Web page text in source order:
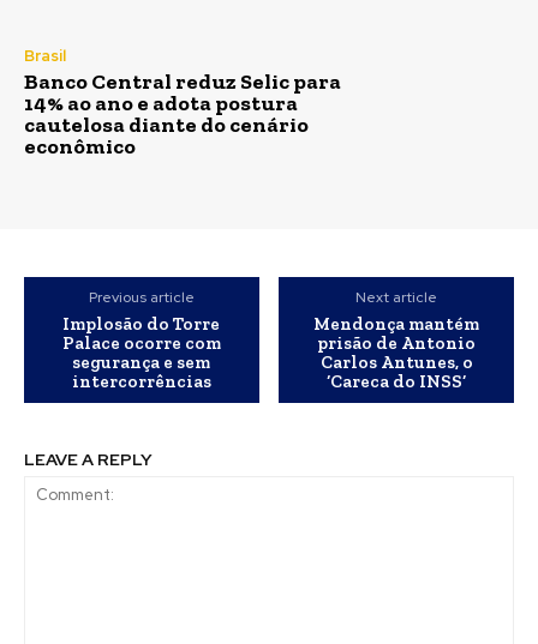
Brasil
Banco Central reduz Selic para
14% ao ano e adota postura
cautelosa diante do cenário
econômico
Previous article
Implosão do Torre
Palace ocorre com
segurança e sem
intercorrências
Next article
Mendonça mantém
prisão de Antonio
Carlos Antunes, o
‘Careca do INSS’
LEAVE A REPLY